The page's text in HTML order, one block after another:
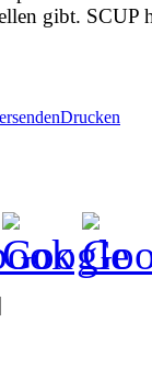
gibt. SCUP
Drucken